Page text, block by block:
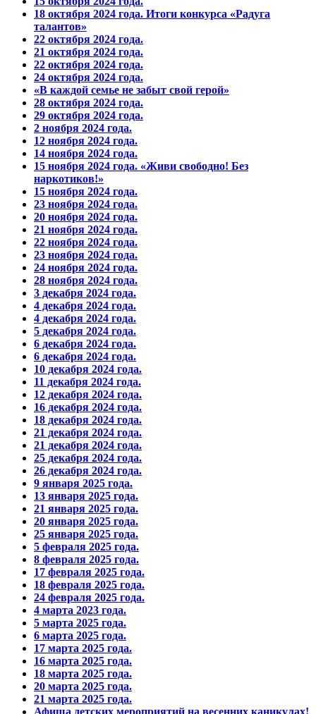
18 октября 2024 года. Итоги конкурса «Радуга
талантов»
22 октября 2024 года.
21 октября 2024 года.
22 октября 2024 года.
24 октября 2024 года.
«В каждой семье не забыт свой герой»
28 октября 2024 года.
29 октября 2024 года.
2 ноября 2024 года.
12 ноября 2024 года.
14 ноября 2024 года.
15 ноября 2024 года. «Живи свободно! Без
наркотиков!»
15 ноября 2024 года.
23 ноября 2024 года.
20 ноября 2024 года.
21 ноября 2024 года.
22 ноября 2024 года.
23 ноября 2024 года.
24 ноября 2024 года.
28 ноября 2024 года.
3 декабря 2024 года.
4 декабря 2024 года.
4 декабря 2024 года.
5 декабря 2024 года.
6 декабря 2024 года.
6 декабря 2024 года.
10 декабря 2024 года.
11 декабря 2024 года.
12 декабря 2024 года.
16 декабря 2024 года.
18 декабря 2024 года.
21 декабря 2024 года.
21 декабря 2024 года.
25 декабря 2024 года.
26 декабря 2024 года.
9 января 2025 года.
13 января 2025 года.
21 января 2025 года.
20 января 2025 года.
25 января 2025 года.
5 февраля 2025 года.
8 февраля 2025 года.
17 февраля 2025 года.
18 февраля 2025 года.
24 февраля 2025 года.
4 марта 2023 года.
5 марта 2025 года.
6 марта 2025 года.
17 марта 2025 года.
16 марта 2025 года.
18 марта 2025 года.
20 марта 2025 года.
21 марта 2025 года.
Афиша детских мероприятий на весенних каникулах!